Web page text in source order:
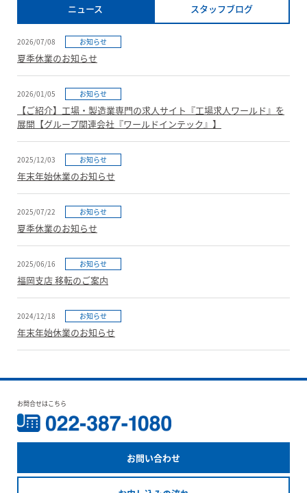
ニュース スタッフブログ
2026/07/08 お知らせ
夏季休業のお知らせ
2026/01/05 お知らせ
【ご紹介】工場・製造業専門の求人サイト『工場求人ワールド』を
展開【グループ関連会社『ワールドインテック』】
2025/12/03 お知らせ
年末年始休業のお知らせ
2025/07/22 お知らせ
夏季休業のお知らせ
2025/06/16 お知らせ
福岡支店 移転のご案内
2024/12/18 お知らせ
年末年始休業のお知らせ
お問合せはこちら
お問い合わせ